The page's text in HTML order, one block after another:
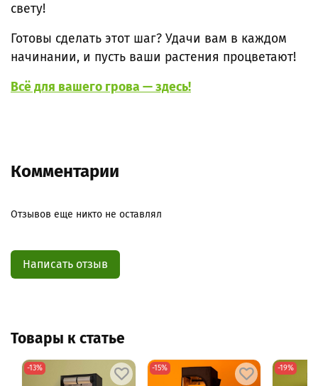
свету!
Готовы сделать этот шаг? Удачи вам в каждом
начинании, и пусть ваши растения процветают!
Всё для вашего грова — здесь!
Комментарии
Отзывов еще никто не оставлял
Написать отзыв
Товары к статье
-13% -15% -19%